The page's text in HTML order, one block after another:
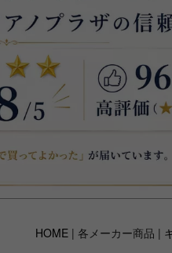
HOME | 各メーカー商品 |